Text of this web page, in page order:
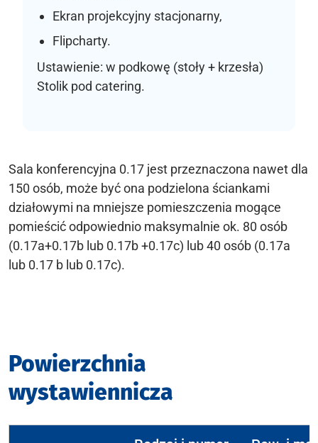
Ekran projekcyjny stacjonarny,
Flipcharty.
Ustawienie: w podkowę (stoły + krzesła)
Stolik pod catering.
Sala konferencyjna 0.17 jest przeznaczona nawet dla
150 osób, może być ona podzielona ściankami
działowymi na mniejsze pomieszczenia mogące
pomieścić odpowiednio maksymalnie ok. 80 osób
(0.17a+0.17b lub 0.17b +0.17c) lub 40 osób (0.17a
lub 0.17 b lub 0.17c).
Powierzchnia
wystawiennicza